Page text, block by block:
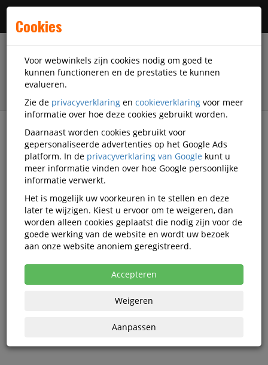
filter
Presentatiemiddelen Displays
Beurswanden
DiscountOffice
DiscountOffice Print voor
FlexFrame Wand 150x200 cm ECO
Korting vanaf aankoop 2 eenheden, zieprijsoverzicht
Cookies
Voor webwinkels zijn cookies nodig om goed te
kunnen functioneren en de prestaties te kunnen
evalueren.
Zie de privacyverklaring en cookieverklaring voor meer
informatie over hoe deze cookies gebruikt worden.
Daarnaast worden cookies gebruikt voor
gepersonaliseerde advertenties op het Google Ads
platform. In de privacyverklaring van Google kunt u
meer informatie vinden over hoe Google persoonlijke
informatie verwerkt.
Het is mogelijk uw voorkeuren in te stellen en deze
later te wijzigen. Kiest u ervoor om te weigeren, dan
worden alleen cookies geplaatst die nodig zijn voor de
goede werking van de website en wordt uw bezoek
aan onze website anoniem geregistreerd.
Accepteren
Weigeren
Aanpassen